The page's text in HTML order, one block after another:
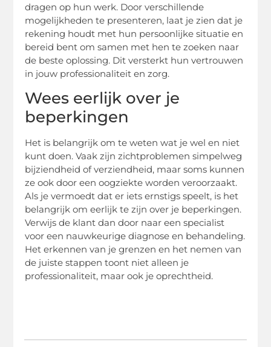
dragen op hun werk. Door verschillende
mogelijkheden te presenteren, laat je zien dat je
rekening houdt met hun persoonlijke situatie en
bereid bent om samen met hen te zoeken naar
de beste oplossing. Dit versterkt hun vertrouwen
in jouw professionaliteit en zorg.
Wees eerlijk over je
beperkingen
Het is belangrijk om te weten wat je wel en niet
kunt doen. Vaak zijn zichtproblemen simpelweg
bijziendheid of verziendheid, maar soms kunnen
ze ook door een oogziekte worden veroorzaakt.
Als je vermoedt dat er iets ernstigs speelt, is het
belangrijk om eerlijk te zijn over je beperkingen.
Verwijs de klant dan door naar een specialist
voor een nauwkeurige diagnose en behandeling.
Het erkennen van je grenzen en het nemen van
de juiste stappen toont niet alleen je
professionaliteit, maar ook je oprechtheid.